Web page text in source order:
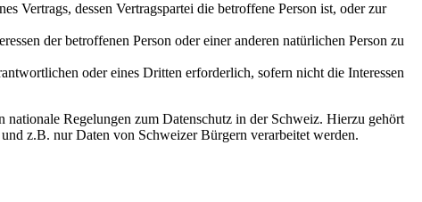
Vertrags, dessen Vertragspartei die betroffene Person ist, oder zur
der betroffenen Person oder einer anderen natürlichen Person zu
oder eines Dritten erforderlich, sofern nicht die Interessen
Regelungen zum Datenschutz in der Schweiz. Hierzu gehört
z.B. nur Daten von Schweizer Bürgern verarbeitet werden.